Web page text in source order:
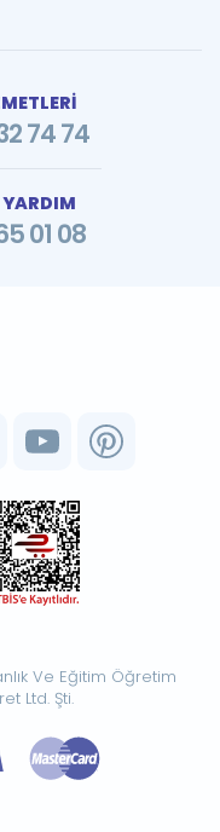
74 74
01 08
Ve Eğitim Öğretim
Ltd. Şti.